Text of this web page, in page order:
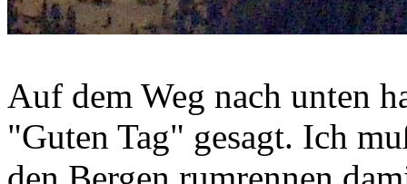
Auf dem Weg nach unten
"Guten Tag" gesagt. Ich